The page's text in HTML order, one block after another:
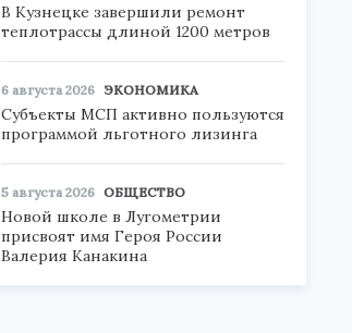
В Кузнецке завершили ремонт
теплотрассы длиной 1200 метров
6 августа 2026 ЭКОНОМИКА
Субъекты МСП активно пользуются
программой льготного лизинга
5 августа 2026 ОБЩЕСТВО
Новой школе в Лугометрии
присвоят имя Героя России
Валерия Канакина